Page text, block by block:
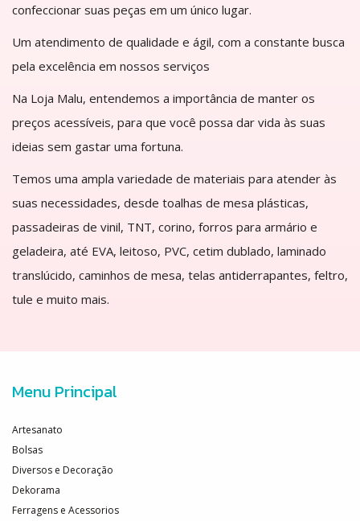
confeccionar suas peças em um único lugar.
Um atendimento de qualidade e ágil, com a constante busca
pela excelência em nossos serviços
Na Loja Malu, entendemos a importância de manter os
preços acessíveis, para que você possa dar vida às suas
ideias sem gastar uma fortuna.
Temos uma ampla variedade de materiais para atender às
suas necessidades, desde toalhas de mesa plásticas,
passadeiras de vinil, TNT, corino, forros para armário e
geladeira, até EVA, leitoso, PVC, cetim dublado, laminado
translúcido, caminhos de mesa, telas antiderrapantes, feltro,
tule e muito mais.
Menu Principal
Artesanato
Bolsas
Diversos e Decoração
Dekorama
Ferragens e Acessorios